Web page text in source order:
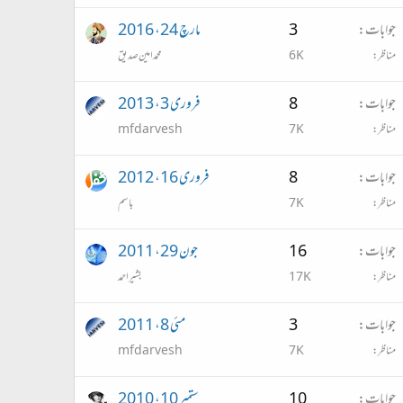
جوابات 3
مناظر 6K
مارچ 24، 2016
محمد امین صدیق
جوابات 8
مناظر 7K
فروری 3، 2013
mfdarvesh
جوابات 8
مناظر 7K
فروری 16، 2012
باسم
جوابات 16
مناظر 17K
جون 29، 2011
بشیر احمد
جوابات 3
مناظر 7K
مئی 8، 2011
mfdarvesh